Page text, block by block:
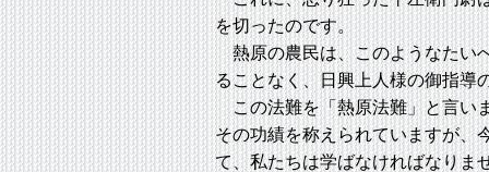
を切ったのです。
熱原の農民は、このようなたい
ることなく、日興上人様の御指導
この法難を「熱原法難」と言い
その功績を称えられていますが、
て、私たちは学ばなければなりま